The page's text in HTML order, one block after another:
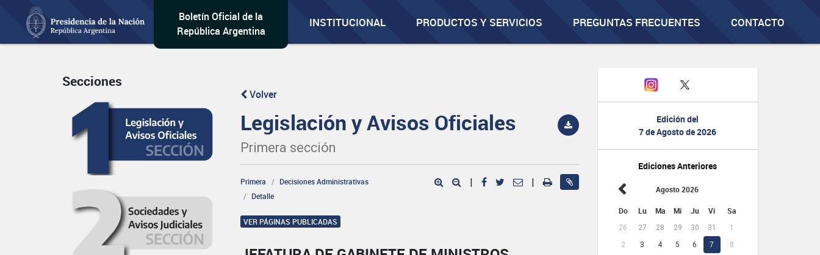
Boletín Oficial de la
República Argentina
INSTITUCIONAL PRODUCTOS Y SERVICIOS PREGUNTAS FRECUENTES CONTACTO
Edición del
7 de Agosto de 2026
Ediciones Anteriores
Agosto 2026
Do Lu Ma Mi Ju Vi Sa
26 27 28 29 30 31
1
2
3 4 5 6 7
8
Secciones
Volver
Legislación y Avisos Oficiales
Primera sección
Primera
Decisiones Administrativas
Detalle
| |
VER PÁGINAS PUBLICADAS